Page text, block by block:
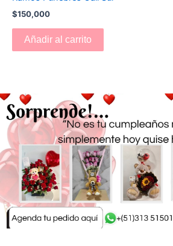
$150,000
Añadir al carrito